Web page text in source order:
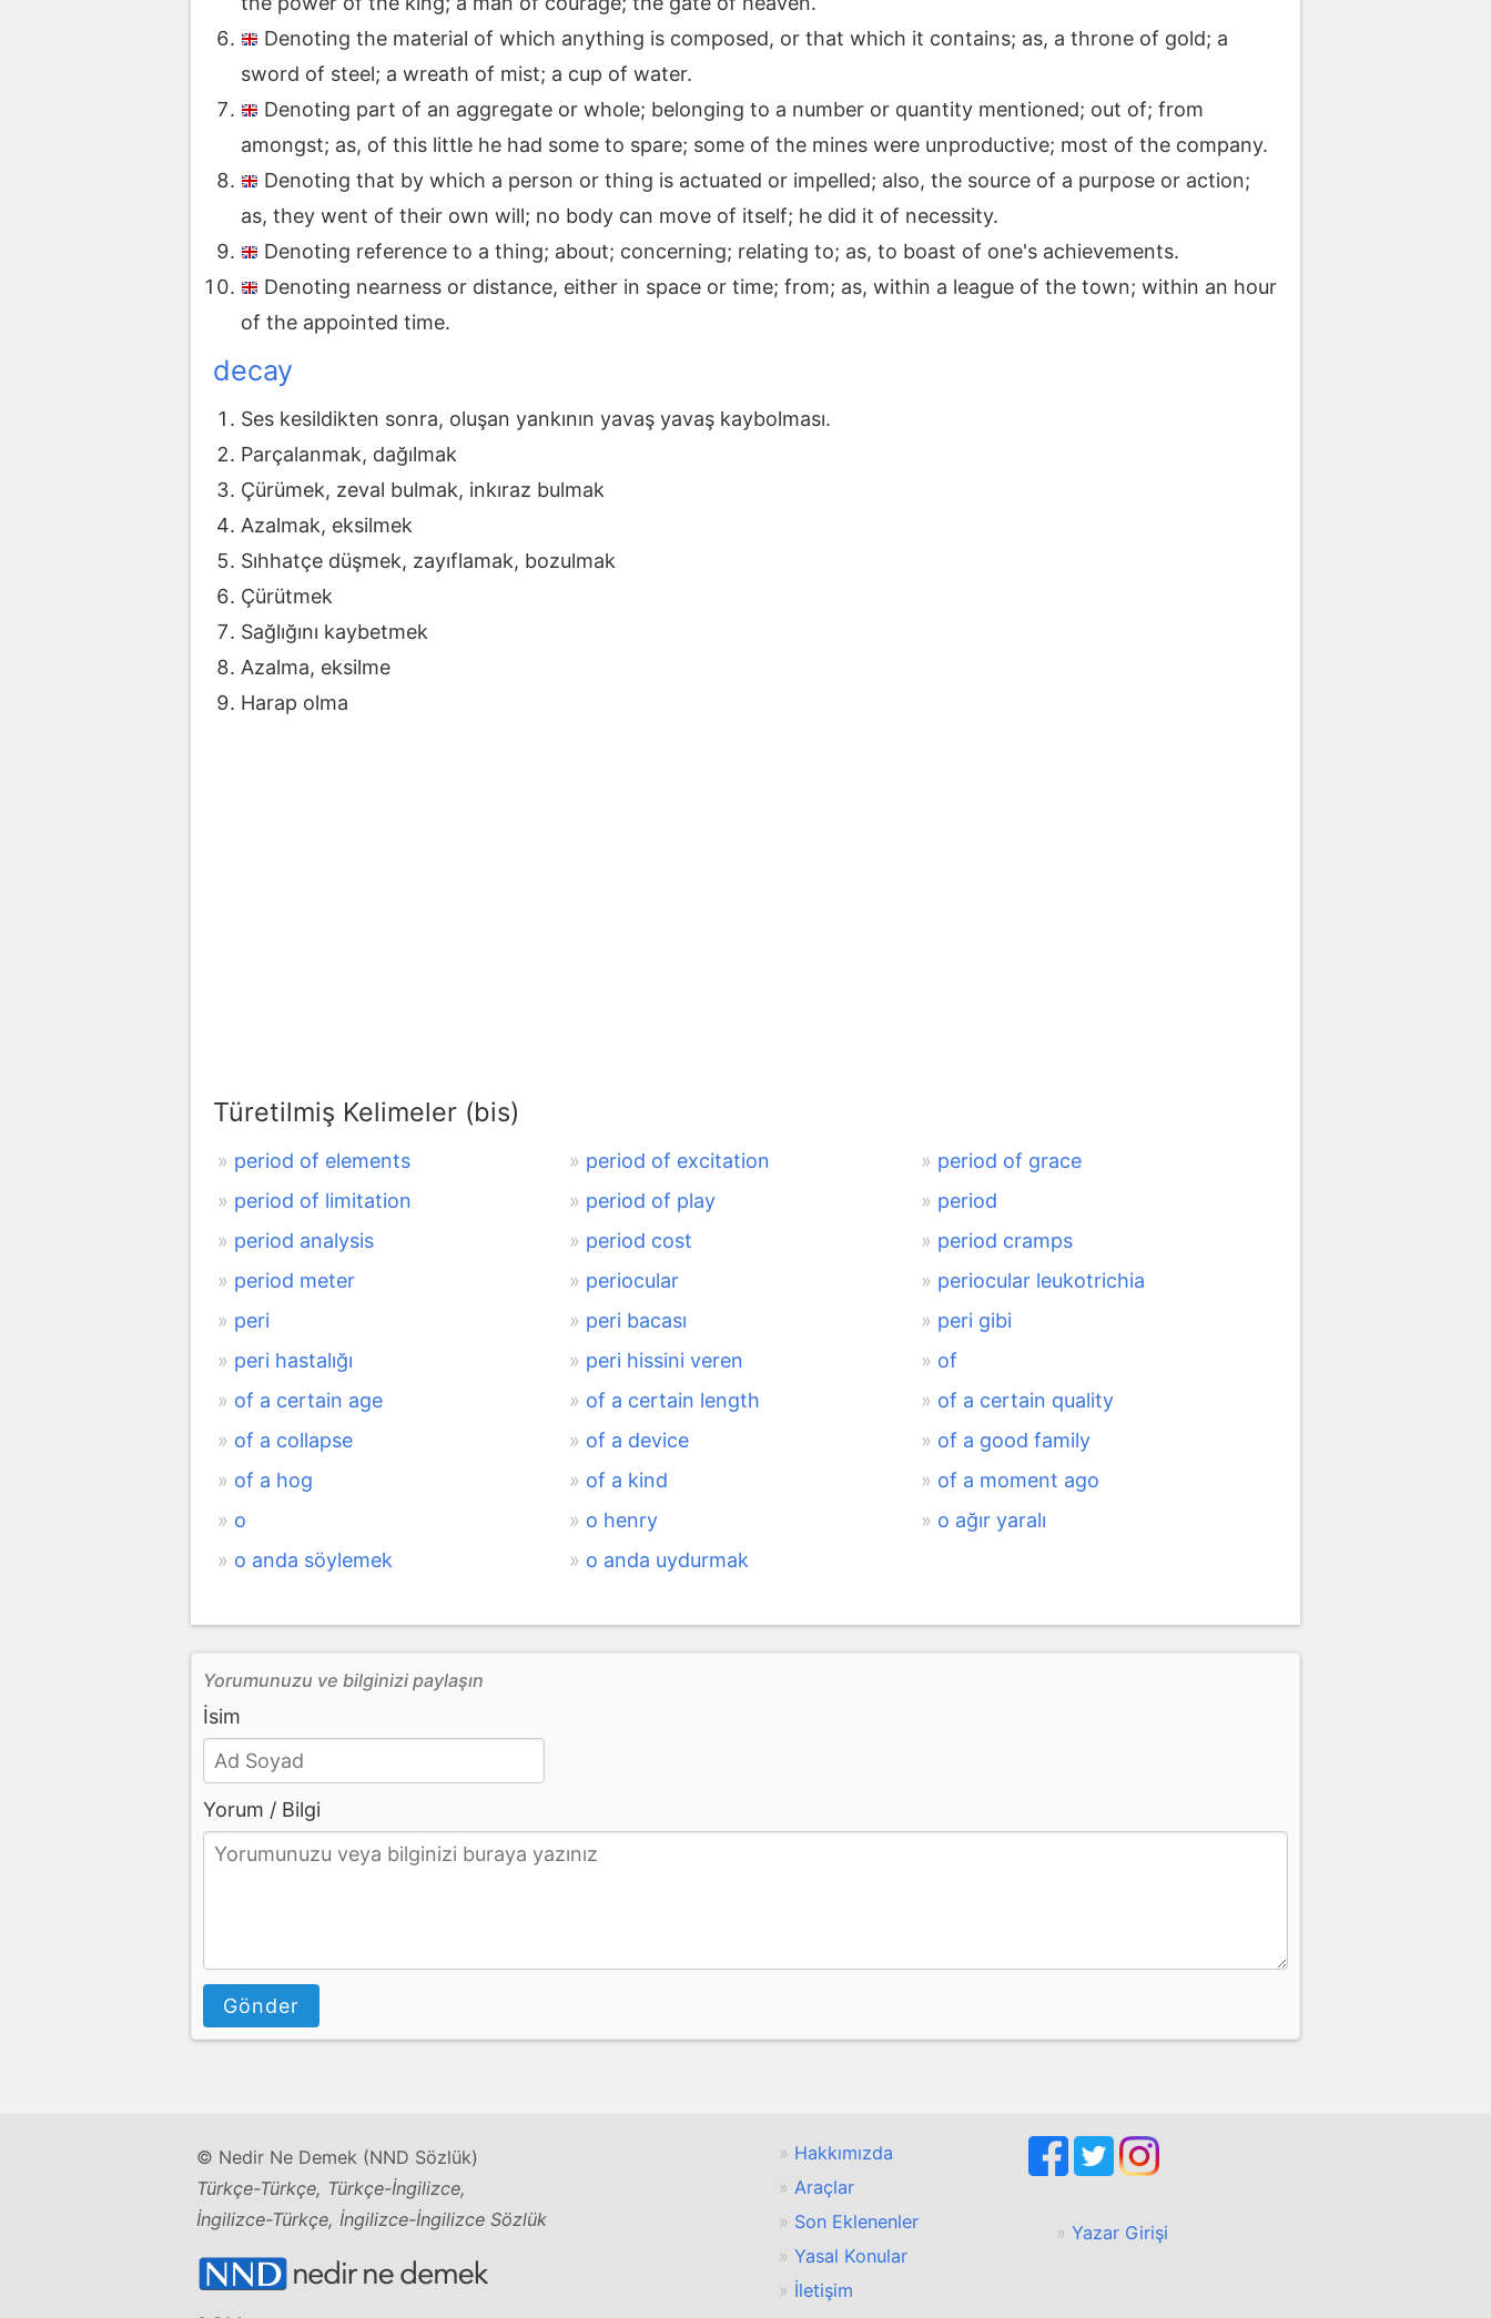
Denoting the material of which anything is composed, or that which it contains; as, a throne of gold; a
sword of steel; a wreath of mist; a cup of water.
Denoting part of an aggregate or whole; belonging to a number or quantity mentioned; out of; from
amongst; as, of this little he had some to spare; some of the mines were unproductive; most of the company.
Denoting that by which a person or thing is actuated or impelled; also, the source of a purpose or action;
as, they went of their own will; no body can move of itself; he did it of necessity.
Denoting reference to a thing; about; concerning; relating to; as, to boast of one's achievements.
Denoting nearness or distance, either in space or time; from; as, within a league of the town; within an hour
of the appointed time.
decay
Ses kesildikten sonra, oluşan yankının yavaş yavaş kaybolması.
Parçalanmak, dağılmak
Çürümek, zeval bulmak, inkıraz bulmak
Azalmak, eksilmek
Sıhhatçe düşmek, zayıflamak, bozulmak
Çürütmek
Sağlığını kaybetmek
Azalma, eksilme
Harap olma
Türetilmiş Kelimeler (bis)
period of elements period of excitation
period of grace
period of limitation
period of play
period
period analysis
period cost
period cramps
period meter
periocular
periocular leukotrichia
peri
peri bacası
peri gibi
peri hastalığı
peri hissini veren
of
of a certain age
of a certain length
of a certain quality
of a collapse
of a device
of a good family
of a hog
of a kind
of a moment ago
o
o henry
o ağır yaralı
o anda söylemek
o anda uydurmak
Yorumunuzu ve bilginizi paylaşın
İsim
Yorum / Bilgi
Gönder
© Nedir Ne Demek (NND Sözlük)
Türkçe-Türkçe, Türkçe-İngilizce,
İngilizce-Türkçe, İngilizce-İngilizce Sözlük
Hakkımızda
Araçlar
Son Eklenenler
Yasal Konular
İletişim
Yazar Girişi